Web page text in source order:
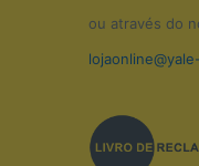
ou através do